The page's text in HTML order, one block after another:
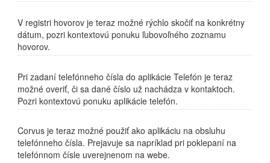
V registri hovorov je teraz možné rýchlo skočiť na konkrétny
dátum, pozri kontextovú ponuku ľubovoľného zoznamu
hovorov.
Pri zadaní telefónneho čísla do aplikácie Telefón je teraz
možné overiť, či sa dané číslo už nachádza v kontaktoch.
Pozri kontextovú ponuku aplikácie telefón.
Corvus je teraz možné použiť ako aplikáciu na obsluhu
telefónneho čísla. Prejavuje sa napríklad pri poklepaní na
telefónnom čísle uverejnenom na webe.